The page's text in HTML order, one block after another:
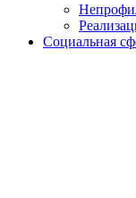
Социальная